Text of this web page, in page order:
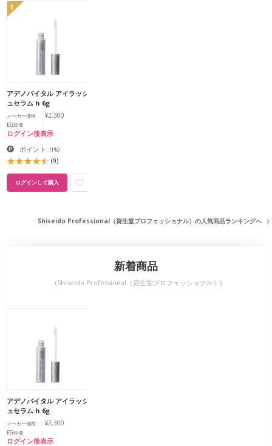
1
アデノバイタル アイラッシ
ュセラム h 6g
メーカー価格 ¥2,300
EG卸価
ログイン後表示
ポイント :(1%)
(9)
ログインして購入
Shiseido Professional（資生堂プロフェッショナル）の人気商品ランキングへ
新着商品
(Shiseido Professional（資生堂プロフェッショナル）)
アデノバイタル アイラッシ
ュセラム h 6g
メーカー価格 ¥2,300
EG卸価
ログイン後表示